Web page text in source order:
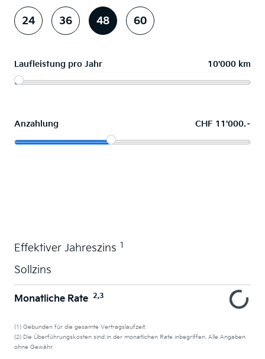
24 36 48 60
Laufleistung pro Jahr 10'000 km
Anzahlung CHF 11'000.–
Effektiver Jahreszins 1
Sollzins
Monatliche Rate 2,3
(1) Gebunden für die gesamte Vertragslaufzeit.
(2) Die Überführungskosten sind in der monatlichen Rate inbegriffen. Alle Angaben
ohne Gewähr.